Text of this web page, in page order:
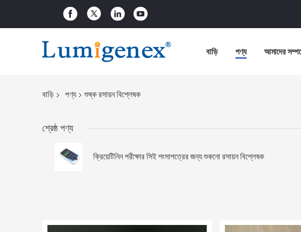
বাড়ি পণ্য আমাদের
বাড়ি পণ্য শুষ্ক রসায়ন বিশ্লেষক
শ্রেষ্ঠ পণ্য
ক্রিয়েটিনিন পরীক্ষার সিই শংসাপত্রের জন্য শুকনো রসায়ন বিশ্লেষক